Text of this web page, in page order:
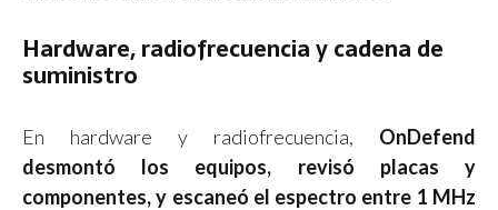
Hardware, radiofrecuencia y cadena de
suministro
En hardware y radiofrecuencia, OnDefend
desmontó los equipos, revisó placas y
componentes, y escaneó el espectro entre 1 MHz